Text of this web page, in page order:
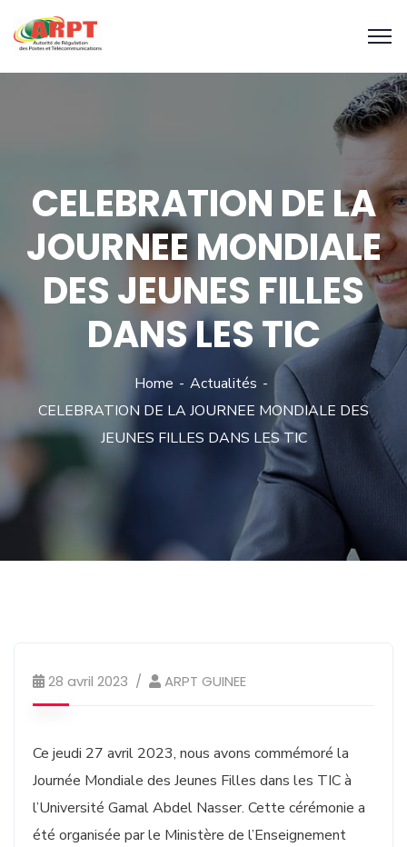
CELEBRATION DE LA
JOURNEE MONDIALE
DES JEUNES FILLES
DANS LES TIC
Home
Actualités
CELEBRATION DE LA JOURNEE MONDIALE DES
JEUNES FILLES DANS LES TIC
28 avril 2023 ARPT GUINEE
Ce jeudi 27 avril 2023, nous avons commémoré la
Journée Mondiale des Jeunes Filles dans les TIC à
l’Université Gamal Abdel Nasser. Cette cérémonie a
été organisée par le Ministère de l’Enseignement